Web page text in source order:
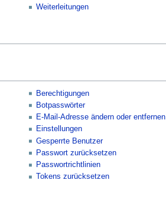
Weiterleitungen
Berechtigungen
Botpasswörter
E-Mail-Adresse ändern oder entfernen
Einstellungen
Gesperrte Benutzer
Passwort zurücksetzen
Passwortrichtlinien
Tokens zurücksetzen